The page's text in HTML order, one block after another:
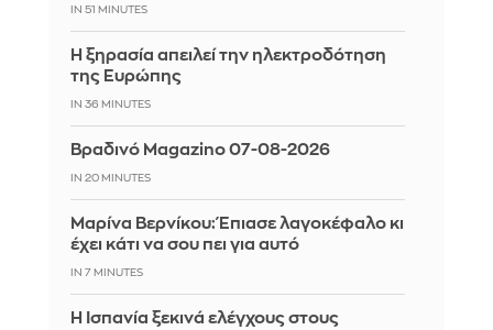
IN 51 MINUTES
Η ξηρασία απειλεί την ηλεκτροδότηση
της Ευρώπης
IN 36 MINUTES
Βραδινό Magazino 07-08-2026
IN 20 MINUTES
Μαρίνα Βερνίκου: Έπιασε λαγοκέφαλο κι
έχει κάτι να σου πει για αυτό
IN 7 MINUTES
Η Ισπανία ξεκινά ελέγχους στους